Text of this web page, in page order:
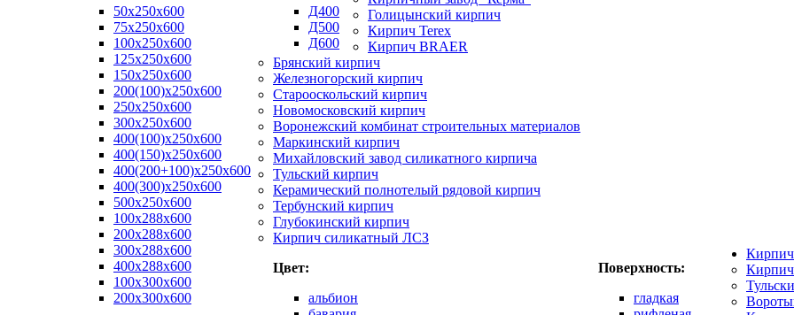
50х250х600
75x250x600
100x250x600
125x250x600
150x250x600
200(100)x250x600
250x250x600
300x250x600
400(100)x250x600
400(150)x250x600
400(200+100)x250x600
400(300)x250x600
500x250x600
100x288x600
200x288x600
300x288x600
400x288x600
100х300х600
200х300х600
Д400
Д500
Д600
Голицынский кирпич
Кирпич Terex
Кирпич BRAER
Брянский кирпич
Железногорский кирпич
Старооскольский кирпич
Новомосковский кирпич
Воронежский комбинат строительных материалов
Маркинский кирпич
Михайловский завод силикатного кирпича
Тульский кирпич
Керамический полнотелый рядовой кирпич
Тербунский кирпич
Глубокинский кирпич
Кирпич силикатный ЛСЗ
Цвет:
альбион
Поверхность:
гладкая